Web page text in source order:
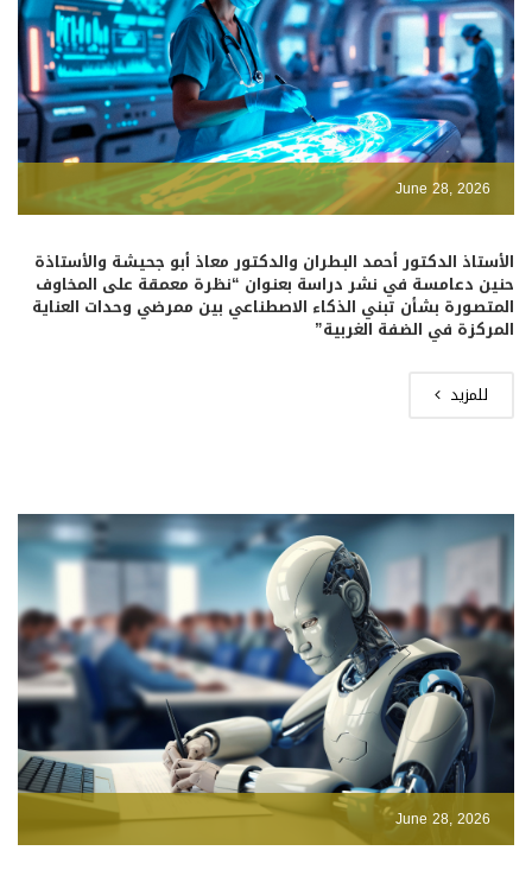
June 28, 2026
الأستاذ الدكتور أحمد البطران والدكتور معاذ أبو جحيشة والأستاذة
حنين دعامسة في نشر دراسة بعنوان “نظرة معمقة على المخاوف
المتصورة بشأن تبني الذكاء الاصطناعي بين ممرضي وحدات العناية
المركزة في الضفة الغربية”
للمزيد
June 28, 2026